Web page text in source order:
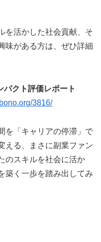
を活かした社会貢献、そ
味がある方は、ぜひ詳細
パクト評価レポート
3816/
を「キャリアの停滞」で
える、まさに副業ファン
のスキルを社会に活か
築く一歩を踏み出してみ